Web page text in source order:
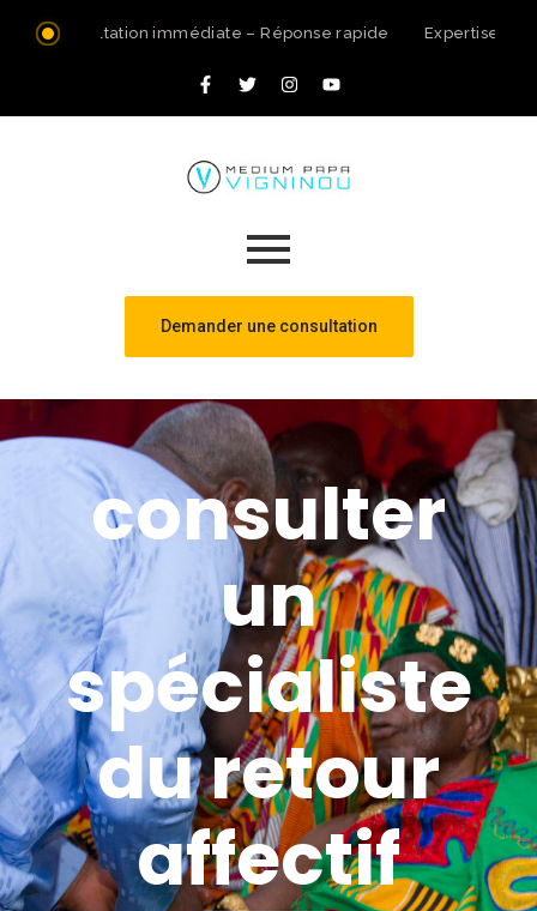
Consultation immédiate – Réponse rapide Expertise
Demander une consultation
consulter
un
spécialiste
du retour
affectif